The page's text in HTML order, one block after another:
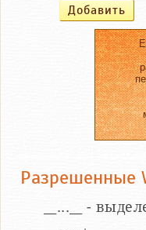
Разрешенные
__...__ -